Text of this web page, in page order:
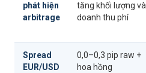
phát hiện
arbitrage
tăng khối lượng và
doanh thu phí
Spread
EUR/USD
0,0–0,3 pip raw +
hoa hồng